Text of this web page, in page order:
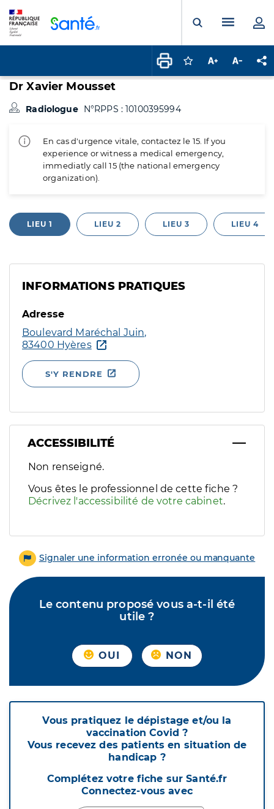
Ouvrir laMenu
Connectez-vous
Augmenter la
Dr Xavier Mousset
Radiologue N°RPPS : 10100395994
En cas d'urgence vitale, contactez le 15. If you
experience or witness a medical emergency,
immediatly call 15 (the national emergency
organization).
LIEU 1 LIEU 2 LIEU 3 LIEU 4
INFORMATIONS PRATIQUES
Adresse
Boulevard Maréchal Juin,
83400 Hyères
S'Y RENDRE
ACCESSIBILITÉ
Filtres
Sélectionnez un ou plusieurs handicaps/besoins
Non renseigné.
Vous êtes le professionnel de cette fiche ?
Décrivez l'accessibilité de votre cabinet.
Signaler une information erronée ou manquante
Le contenu proposé vous a-t-il été
utile ?
OUI NON
Vous pratiquez le dépistage et/ou la
vaccination Covid ?
Vous recevez des patients en situation de
handicap ?
Complétez votre fiche sur Santé.fr
Connectez-vous avec